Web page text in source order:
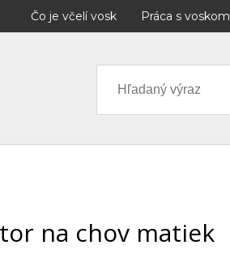
Čo je včelí vosk Práca s voskom
na chov matiek